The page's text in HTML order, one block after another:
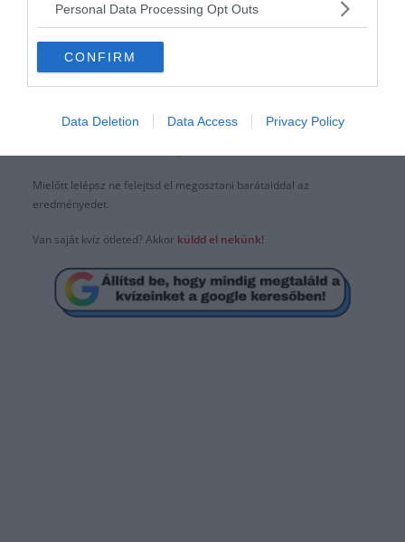
Personal Data Processing Opt Outs
CONFIRM
Data Deletion Data Access Privacy Policy
Spice Girls
Jennifer Lopez
Ha érdekelnek további kvízekittmegtalálod őket, illetve
Mielőtt lelépsz ne felejtsd el megosztani barátaiddal az
eredményedet.
Van saját kvíz ötleted? Akkor küldd el nekünk!